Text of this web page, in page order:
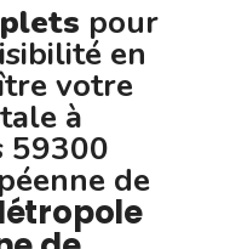
pour
en
votre
à
59300
de